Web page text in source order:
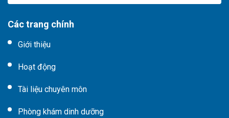
Các trang chính
Giới thiệu
Hoạt động
Tài liệu chuyên môn
Phòng khám dinh dưỡng